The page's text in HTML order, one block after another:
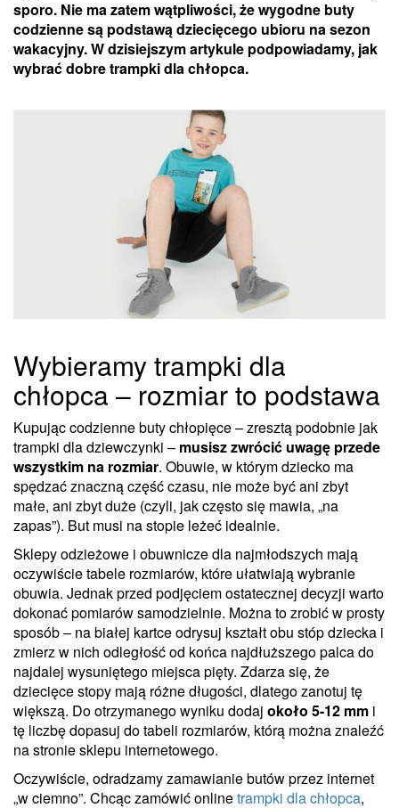
sporo. Nie ma zatem wątpliwości, że wygodne buty
codzienne są podstawą dziecięcego ubioru na sezon
wakacyjny. W dzisiejszym artykule podpowiadamy, jak
wybrać dobre trampki dla chłopca.
Wybieramy trampki dla
chłopca – rozmiar to podstawa
Kupując codzienne buty chłopięce – zresztą podobnie jak
trampki dla dziewczynki – musisz zwrócić uwagę przede
wszystkim na rozmiar. Obuwie, w którym dziecko ma
spędzać znaczną część czasu, nie może być ani zbyt
małe, ani zbyt duże (czyli, jak często się mawia, „na
zapas”). But musi na stopie leżeć idealnie.
Sklepy odzieżowe i obuwnicze dla najmłodszych mają
oczywiście tabele rozmiarów, które ułatwiają wybranie
obuwia. Jednak przed podjęciem ostatecznej decyzji warto
dokonać pomiarów samodzielnie. Można to zrobić w prosty
sposób – na białej kartce odrysuj kształt obu stóp dziecka i
zmierz w nich odległość od końca najdłuższego palca do
najdalej wysuniętego miejsca pięty. Zdarza się, że
dziecięce stopy mają różne długości, dlatego zanotuj tę
większą. Do otrzymanego wyniku dodaj około 5-12 mm i
tę liczbę dopasuj do tabeli rozmiarów, którą można znaleźć
na stronie sklepu internetowego.
Oczywiście, odradzamy zamawianie butów przez internet
„w ciemno”. Chcąc zamówić onlinetrampki dla chłopca,